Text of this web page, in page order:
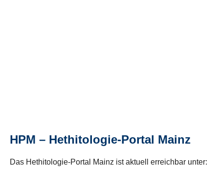
HPM – Hethitologie-Portal Mainz
Das Hethitologie-Portal Mainz ist aktuell erreichbar unter: